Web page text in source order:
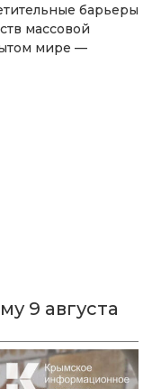
барьеры
массовой
мире —
9 августа